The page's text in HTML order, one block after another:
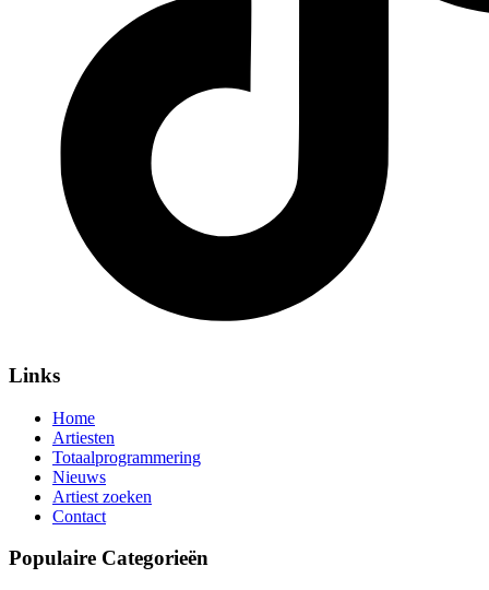
Links
Home
Artiesten
Totaalprogrammering
Nieuws
Artiest zoeken
Contact
Populaire Categorieën